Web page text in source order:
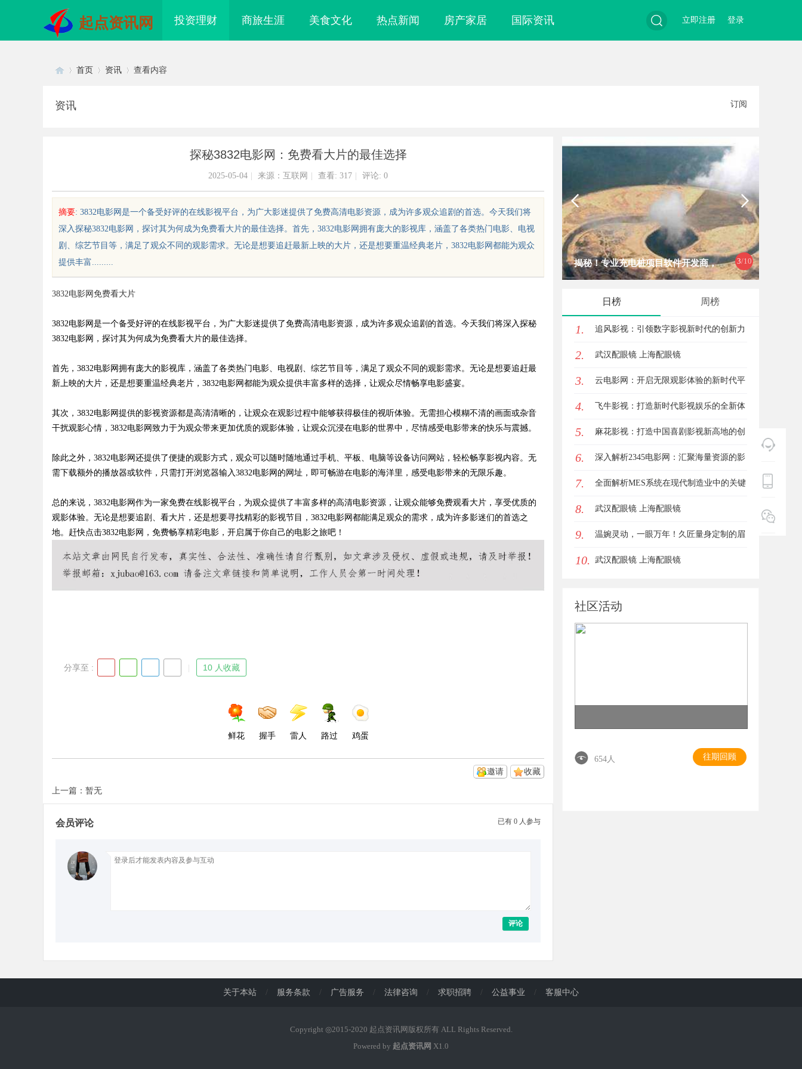
起点资讯网 投资理财 商旅生涯 美食文化 热点新闻 房产家居 国际资讯 登录
立即注册
sc
!
首页 资讯 查看内容
资讯 订阅
探秘3832电影网：免费看大片的最佳选择
2025-05-04 来源：互联网 查看: 317 评论: 0
摘要: 3832电影网是一个备受好评的在线影视平台，为广大影迷提供了免费高清电影资源，成为许多观众追剧的首选。今天我们将
深入探秘3832电影网，探讨其为何成为免费看大片的最佳选择。首先，3832电影网拥有庞大的影视库，涵盖了各类热门电影、电视
剧、综艺节目等，满足了观众不同的观影需求。无论是想要追赶最新上映的大片，还是想要重温经典老片，3832电影网都能为观众
提供丰富.........
3832电影网免费看大片
3832电影网是一个备受好评的在线影视平台，为广大影迷提供了免费高清电影资源，成为许多观众追剧的首选。今天我们将深入探秘
3832电影网，探讨其为何成为免费看大片的最佳选择。
首先，3832电影网拥有庞大的影视库，涵盖了各类热门电影、电视剧、综艺节目等，满足了观众不同的观影需求。无论是想要追赶最
新上映的大片，还是想要重温经典老片，3832电影网都能为观众提供丰富多样的选择，让观众尽情畅享电影盛宴。
其次，3832电影网提供的影视资源都是高清清晰的，让观众在观影过程中能够获得极佳的视听体验。无需担心模糊不清的画面或杂音
干扰观影心情，3832电影网致力于为观众带来更加优质的观影体验，让观众沉浸在电影的世界中，尽情感受电影带来的快乐与震撼。
除此之外，3832电影网还提供了便捷的观影方式，观众可以随时随地通过手机、平板、电脑等设备访问网站，轻松畅享影视内容。无
需下载额外的播放器或软件，只需打开浏览器输入3832电影网的网址，即可畅游在电影的海洋里，感受电影带来的无限乐趣。
总的来说，3832电影网作为一家免费在线影视平台，为观众提供了丰富多样的高清电影资源，让观众能够免费观看大片，享受优质的
观影体验。无论是想要追剧、看大片，还是想要寻找精彩的影视节目，3832电影网都能满足观众的需求，成为许多影迷们的首选之
地。赶快点击3832电影网，免费畅享精彩电影，开启属于你自己的电影之旅吧！
分享至 : 10 人收藏
鲜花 握手 雷人 路过 鸡蛋
收藏
邀请
上一篇：暂无
已有 0 人参与
会员评论
评论
3/10
视：引领新时代影视娱乐的创 揭秘！专业充电桩项目软件开发商，
日榜 周榜
1. 追风影视：引领数字影视新时代的创新力
量
2. 武汉配眼镜 上海配眼镜
3. 云电影网：开启无限观影体验的新时代平
台
4. 飞牛影视：打造新时代影视娱乐的全新体
验平台
5. 麻花影视：打造中国喜剧影视新高地的创
新典范
6. 深入解析2345电影网：汇聚海量资源的影
视娱乐平台
7. 全面解析MES系统在现代制造业中的关键
作用与应用前景
8. 武汉配眼镜 上海配眼镜
9. 温婉灵动，一眼万年！久匠量身定制的眉
眼唇，才是你整张脸的点睛之笔！淡颜系
10. 武汉配眼镜 上海配眼镜
社区活动
654人 往期回顾
关于本站 / 服务条款 / 广告服务 / 法律咨询 / 求职招聘 / 公益事业 / 客服中心
Copyright ◎2015-2020 起点资讯网版权所有 ALL Rights Reserved.
Powered by 起点资讯网 X1.0